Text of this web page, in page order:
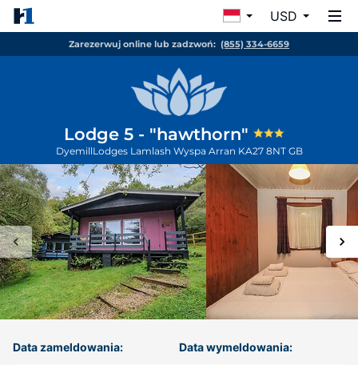
USD
Zarezerwuj online lub zadzwoń: (855) 334-6659
Lodge 5 - "hawthorn"
DyemillLodges Lamlash Wyspa Arran KA27 8NT GB
Data zameldowania: Data wymeldowania: